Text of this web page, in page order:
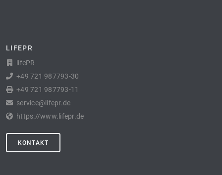
LIFEPR
lifePR
+49 721 987793-30
+49 721 987793-11
service@lifepr.de
https://www.lifepr.de
KONTAKT